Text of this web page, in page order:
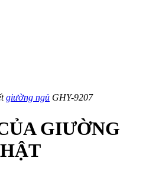
giường ngủ GHY-9207
GIƯỜNG